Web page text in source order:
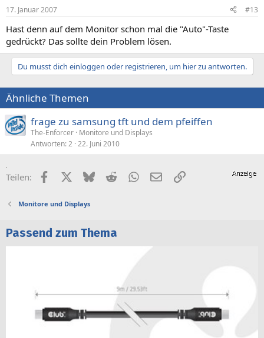
17. Januar 2007 #13
Hast denn auf dem Monitor schon mal die "Auto"-Taste
gedrückt? Das sollte dein Problem lösen.
Du musst dich einloggen oder registrieren, um hier zu antworten.
Ähnliche Themen
frage zu samsung tft und dem pfeiffen
The-Enforcer Monitore und Displays
Antworten 2 22. Juni 2010
Teilen: FacebookX (Twitter)
BlueskyRedditWhatsApp
E-MailLink
Monitore und Displays
Passend zum Thema